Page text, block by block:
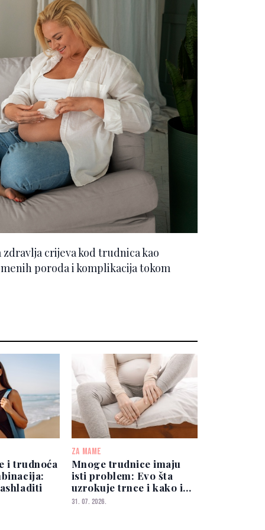
zdravlja crijeva kod trudnica kao
poroda i komplikacija tokom
i trudnoća
ZA MAME
Mnoge trudnice imaju
isti problem: Evo šta
uzrokuje trnce i kako ih
ublažiti
31. 07. 2026.